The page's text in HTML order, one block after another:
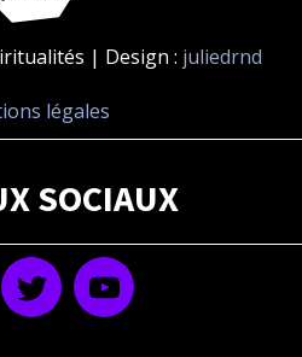
| Design : juliedrnd
légales
SOCIAUX